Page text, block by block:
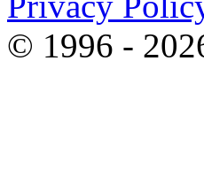
© 1996 -